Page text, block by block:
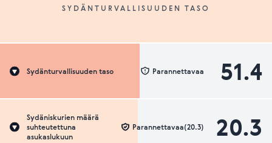
SYDÄNTURVALLISUUDEN TASO
Sydänturvallisuuden taso 51.4
Parannettavaa
Sydäniskurien määrä
suhteutettuna
asukaslukuun
20.3
Parannettavaa(20.3)